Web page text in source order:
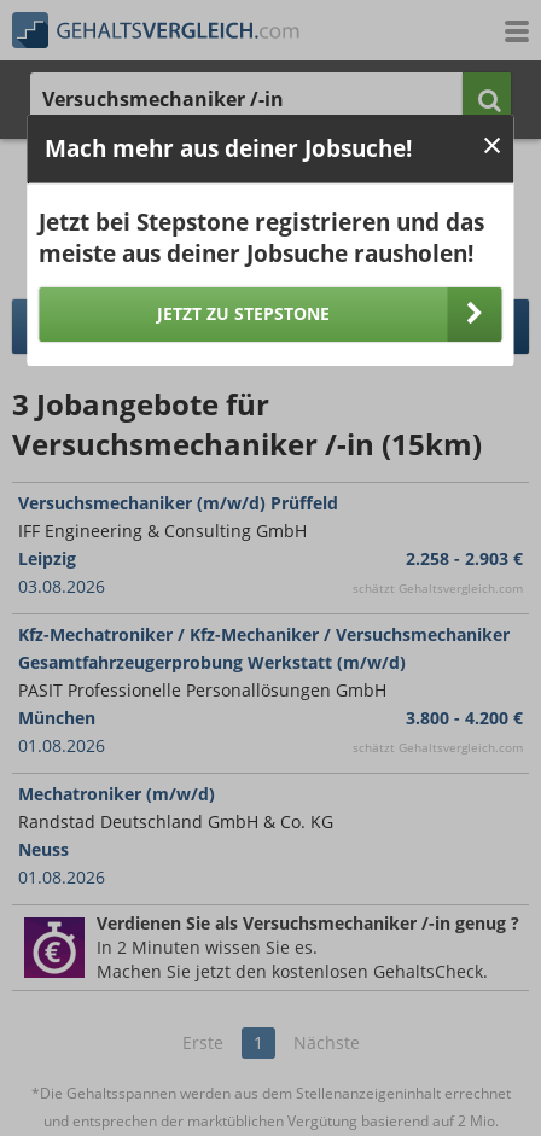
Ergebnisse verbessern -
Ort hinzufügen
Versuchsmechaniker /-in
2.820 € 4.048 €
25% 25%
Bruttogehalt bei 40 Wochenstunden.
pro Jahr
DETAILLIERTER GEHALTSVERGLEICH
3 Jobangebotefür
Versuchsmechaniker /-in (15km)
Versuchsmechaniker (m/w/d) Prüffeld
IFF Engineering & Consulting GmbH
Leipzig
03.08.2026
2.258 - 2.903 €
schätzt Gehaltsvergleich.com
Kfz-Mechatroniker / Kfz-Mechaniker / Versuchsmechaniker
Gesamtfahrzeugerprobung Werkstatt (m/w/d)
PASIT Professionelle Personallösungen GmbH
München
01.08.2026
3.800 - 4.200 €
schätzt Gehaltsvergleich.com
Mechatroniker (m/w/d)
Randstad Deutschland GmbH & Co. KG
Neuss
01.08.2026
Verdienen Sie als Versuchsmechaniker /-in genug ?
In 2 Minuten wissen Sie es.
Machen Sie jetzt den kostenlosen GehaltsCheck.
Erste 1 Nächste
*Die Gehaltsspannen werden aus dem Stellenanzeigeninhalt errechnet
und entsprechen der marktüblichen Vergütung basierend auf 2 Mio.
Mach mehr aus deiner Jobsuche!
Jetzt bei Stepstone registrieren und das
meiste aus deiner Jobsuche rausholen!
JETZT ZU STEPSTONE